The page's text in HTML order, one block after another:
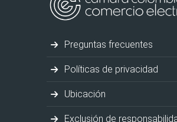
Preguntas frecuentes
Políticas de privacidad
Ubicación
Exclusión de